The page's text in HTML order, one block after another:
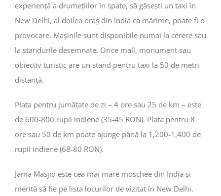
experiență a drumețiilor în spate, să găsești un taxi în
New Delhi, al doilea oraș din India ca mărime, poate fi o
provocare. Mașinile sunt disponibile numai la cerere sau
la standurile desemnate. Orice mall, monument sau
obiectiv turistic are un stand pentru taxi la 50 de metri
distanță.
Plata pentru jumătate de zi – 4 ore sau 25 de km – este
de 600-800 rupii indiene (35-45 RON). Plata pentru 8
ore sau 50 de km poate ajunge până la 1,200-1,400 de
rupii indiene (68-80 RON).
Jama Masjid este cea mai mare moschee din India și
merită să fie pe lista locurilor de vizitat în New Delhi.